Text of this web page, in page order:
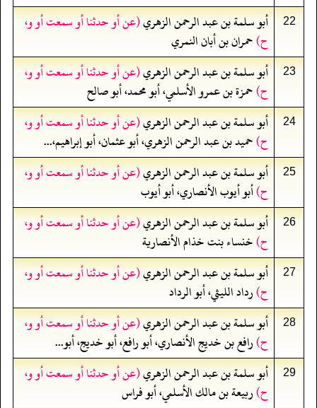
22 أبو سلمة بن عبد الرحمن الزهري(عن أو حدثنا أو سمعت أو و،
ح)حمران بن أبان النمري
23 أبو سلمة بن عبد الرحمن الزهري(عن أو حدثنا أو سمعت أو و،
ح)حمزة بن عمرو الأسلمي، أبو محمد، أبو صالح
24 أبو سلمة بن عبد الرحمن الزهري(عن أو حدثنا أو سمعت أو و،
ح)حميد بن عبد الرحمن الزهري، أبو عثمان، أبو إبراهيم،...
25 أبو سلمة بن عبد الرحمن الزهري(عن أو حدثنا أو سمعت أو و،
ح)أبو أيوب الأنصاري، أبو أيوب
26 أبو سلمة بن عبد الرحمن الزهري(عن أو حدثنا أو سمعت أو و،
ح)خنساء بنت خذام الأنصارية
27 أبو سلمة بن عبد الرحمن الزهري(عن أو حدثنا أو سمعت أو و،
ح)رداد الليثي، أبو الرداد
28 أبو سلمة بن عبد الرحمن الزهري(عن أو حدثنا أو سمعت أو و،
ح)رافع بن خديج الأنصاري، أبو رافع، أبو خديج، أبو...
29 أبو سلمة بن عبد الرحمن الزهري(عن أو حدثنا أو سمعت أو و،
ح)ربيعة بن مالك الأسلمي، أبو فراس